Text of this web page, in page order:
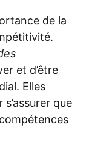
de la
et d’être
Elles
que